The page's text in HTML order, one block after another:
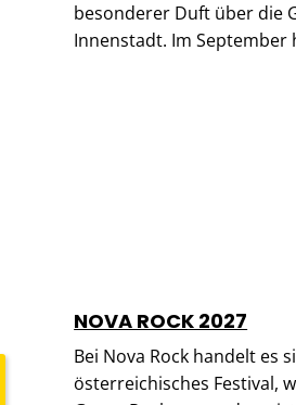
besonderer Duft über die
Innenstadt. Im September
NOVA ROCK 2027
Bei Nova Rock handelt es
österreichisches Festival,